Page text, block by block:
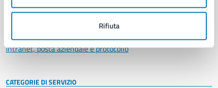
Rifiuta
Politici
Documenti e dati
Intranet, posta aziendale e protocollo
CATEGORIE DI SERVIZIO